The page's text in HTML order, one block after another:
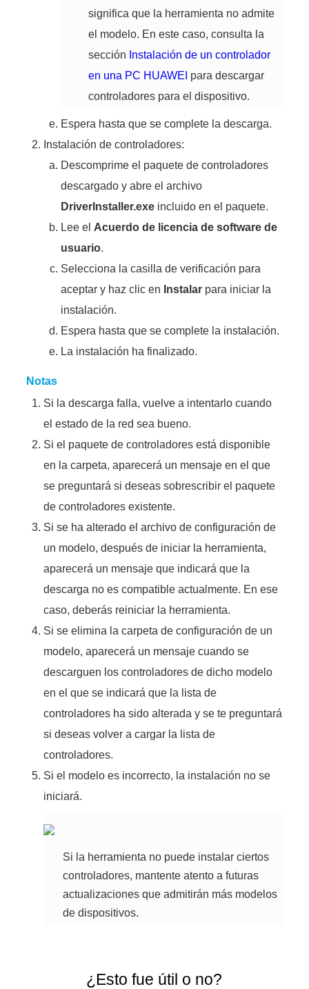
significa que la herramienta no admite
el modelo. En este caso, consulta la
sección Instalación de un controlador
en una PC HUAWEI para descargar
controladores para el dispositivo.
Espera hasta que se complete la descarga.
Instalación de controladores:
Descomprime el paquete de controladores
descargado y abre el archivo
DriverInstaller.exe incluido en el paquete.
Lee el Acuerdo de licencia de software de
usuario.
Selecciona la casilla de verificación para
aceptar y haz clic en Instalar para iniciar la
instalación.
Espera hasta que se complete la instalación.
La instalación ha finalizado.
Notas
Si la descarga falla, vuelve a intentarlo cuando
el estado de la red sea bueno.
Si el paquete de controladores está disponible
en la carpeta, aparecerá un mensaje en el que
se preguntará si deseas sobrescribir el paquete
de controladores existente.
Si se ha alterado el archivo de configuración de
un modelo, después de iniciar la herramienta,
aparecerá un mensaje que indicará que la
descarga no es compatible actualmente. En ese
caso, deberás reiniciar la herramienta.
Si se elimina la carpeta de configuración de un
modelo, aparecerá un mensaje cuando se
descarguen los controladores de dicho modelo
en el que se indicará que la lista de
controladores ha sido alterada y se te preguntará
si deseas volver a cargar la lista de
controladores.
Si el modelo es incorrecto, la instalación no se
iniciará.
Si la herramienta no puede instalar ciertos
controladores, mantente atento a futuras
actualizaciones que admitirán más modelos
de dispositivos.
¿Esto fue útil o no?